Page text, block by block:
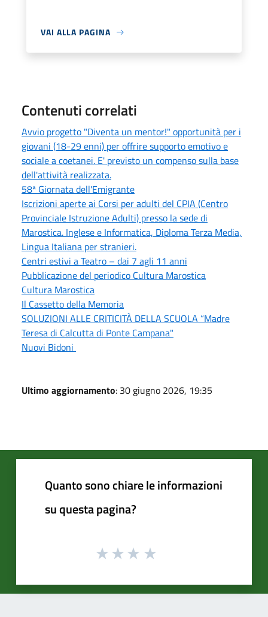
VAI ALLA PAGINA
Contenuti correlati
Avvio progetto "Diventa un mentor!" opportunità per i
giovani (18-29 enni) per offrire supporto emotivo e
sociale a coetanei. E' previsto un compenso sulla base
dell'attività realizzata.
58ª Giornata dell'Emigrante
Iscrizioni aperte ai Corsi per adulti del CPIA (Centro
Provinciale Istruzione Adulti) presso la sede di
Marostica. Inglese e Informatica, Diploma Terza Media,
Lingua Italiana per stranieri.
Centri estivi a Teatro – dai 7 agli 11 anni
Pubblicazione del periodico Cultura Marostica
Cultura Marostica
Il Cassetto della Memoria
SOLUZIONI ALLE CRITICITÀ DELLA SCUOLA “Madre
Teresa di Calcutta di Ponte Campana"
Nuovi Bidoni
Ultimo aggiornamento: 30 giugno 2026, 19:35
Quanto sono chiare le informazioni
su questa pagina?